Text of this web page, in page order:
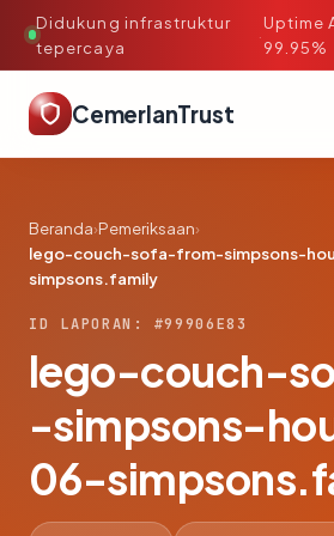
Didukung infrastruktur
tepercaya
·
Uptime
99.95%
CemerlanTrust
Beranda›Pemeriksaan›
lego-couch-sofa-from-simpsons-
simpsons.family
ID LAPORAN: #99906E83
lego-couch-
-simpsons-
06-